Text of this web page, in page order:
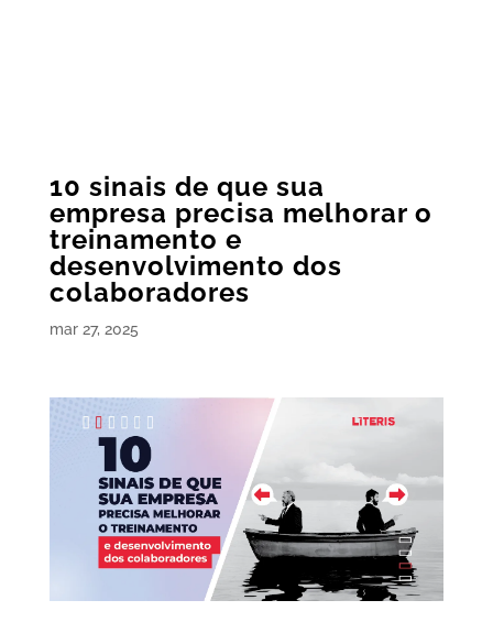
10 sinais de que sua
empresa precisa melhorar o
treinamento e
desenvolvimento dos
colaboradores
mar 27, 2025